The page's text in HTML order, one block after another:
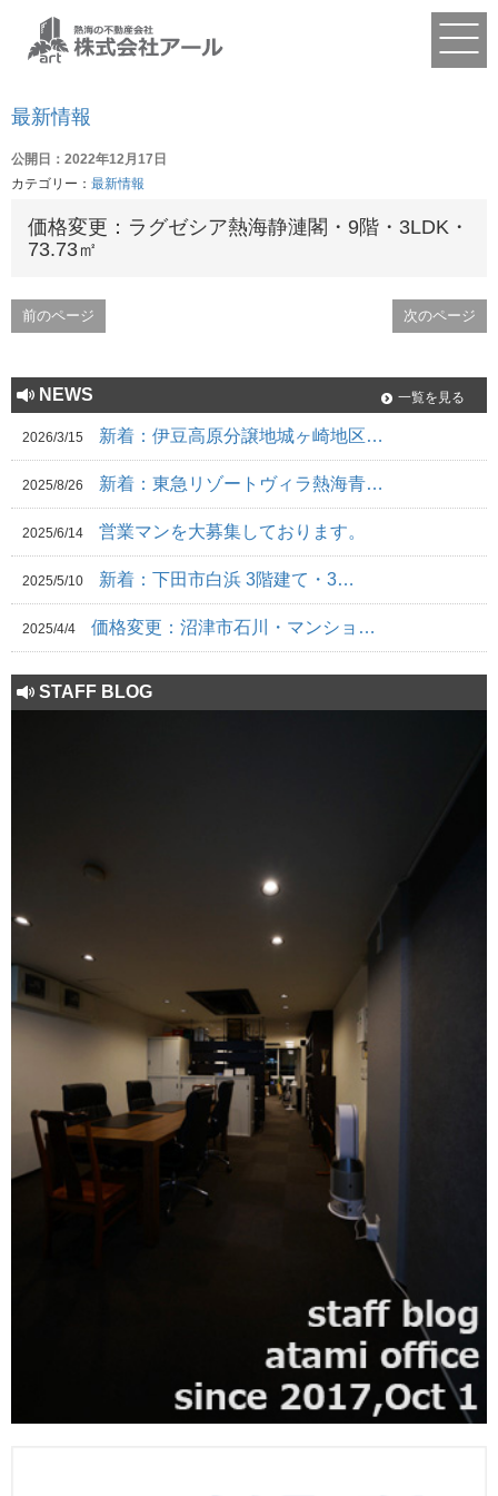
最新情報
公開日：2022年12月17日
カテゴリー： 最新情報
価格変更：ラグゼシア熱海静漣閣・9階・3LDK・
73.73㎡
前のページ 次のページ
NEWS 一覧を見る
2026/3/15 新着：伊豆高原分譲地城ヶ崎地区…
2025/8/26 新着：東急リゾートヴィラ熱海青…
2025/6/14 営業マンを大募集しております。
2025/5/10 新着：下田市白浜 3階建て・3…
2025/4/4 価格変更：沼津市石川・マンショ…
STAFF BLOG